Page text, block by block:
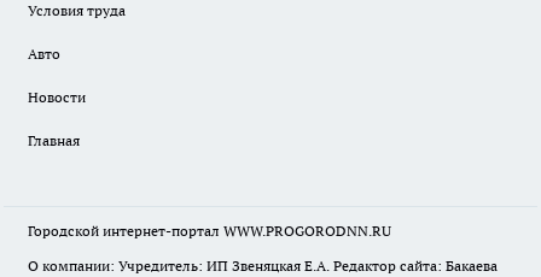
Условия труда
Авто
Новости
Главная
Городской интернет-портал WWW.PROGORODNN.RU
О компании: Учредитель: ИП Звеняцкая Е.А. Редактор сайта: Бакаева